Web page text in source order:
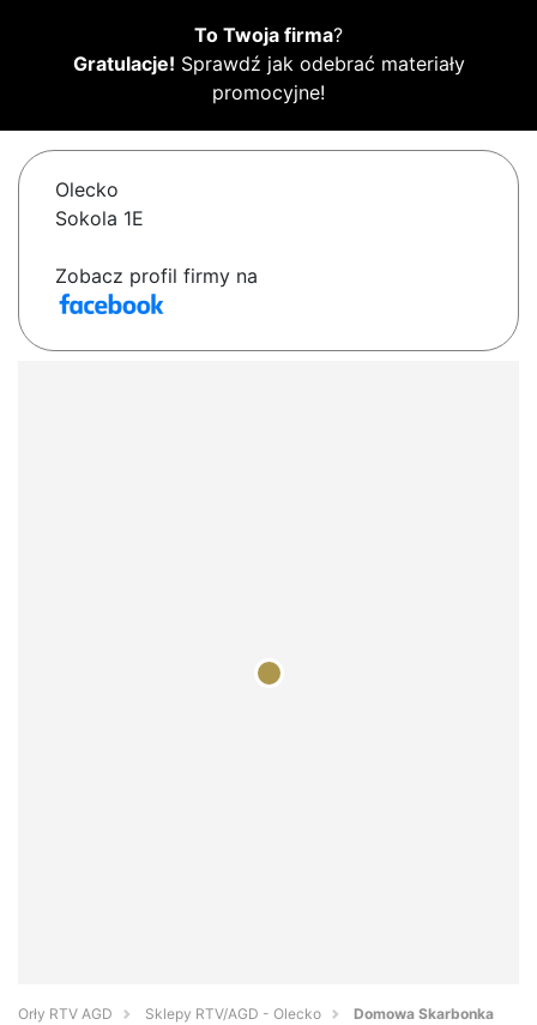
To Twoja firma?
Gratulacje! Sprawdź jak odebrać materiały
promocyjne!
Olecko
Sokola 1E
Zobacz profil firmy na
Orły RTV AGD Sklepy RTV/AGD - Olecko Domowa Skarbonka